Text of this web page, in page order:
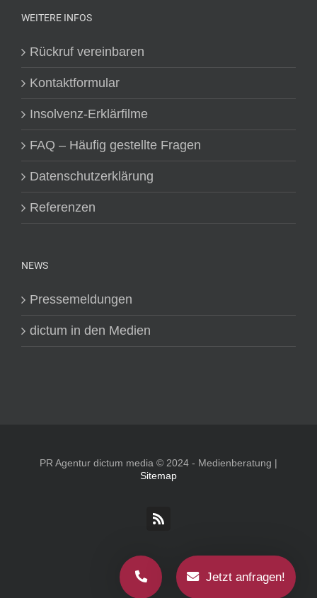
WEITERE INFOS
Rückruf vereinbaren
Kontaktformular
Insolvenz-Erklärfilme
FAQ – Häufig gestellte Fragen
Datenschutzerklärung
Referenzen
NEWS
Pressemeldungen
dictum in den Medien
PR Agentur dictum media © 2024 - Medienberatung |
Sitemap
Rss
Jetzt anfragen!